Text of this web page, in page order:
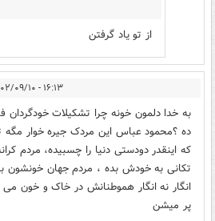
از تو یاد گرفتن
۱۶:۱۳ - ۱۴۰۲/۰۹/۱۰
به خدا دلمون خونه چرا تشکیلات
ده ؟محمود عباس این مردک جیره خوار
که اینقدر دودستی دنیا را چسبیده، مردم
تکانی به خودش بده ، مردم جهان خونشون
انگار نه انگار هموطنانش در خاک و خون می
پر میشن